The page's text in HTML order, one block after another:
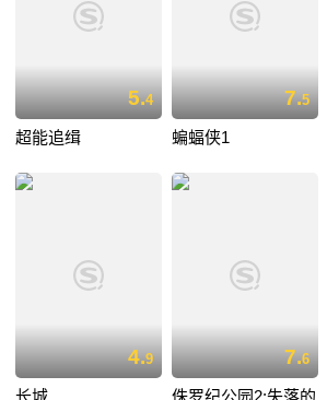
5.4
超能追缉
7.5
蝙蝠侠1
4.9 7.6